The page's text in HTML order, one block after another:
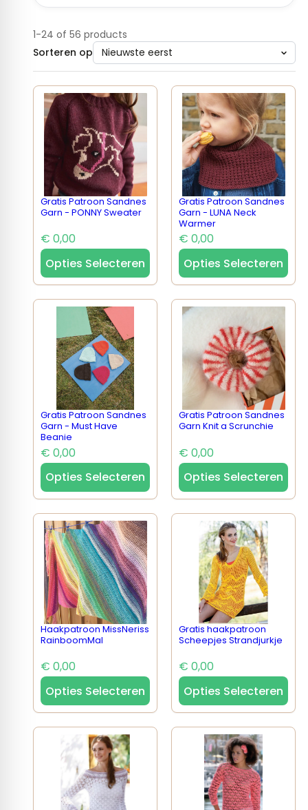
1-24 of 56 products
Sorteren op
Gratis Patroon Sandnes
Garn - PONNY Sweater
€ 0,00
Opties Selecteren
Gratis Patroon Sandnes
Garn - LUNA Neck
Warmer
€ 0,00
Opties Selecteren
Gratis Patroon Sandnes
Garn - Must Have
Beanie
€ 0,00
Opties Selecteren
Gratis Patroon Sandnes
Garn Knit a Scrunchie
€ 0,00
Opties Selecteren
Haakpatroon MissNeriss
RainboomMal
€ 0,00
Opties Selecteren
Gratis haakpatroon
Scheepjes Strandjurkje
€ 0,00
Opties Selecteren